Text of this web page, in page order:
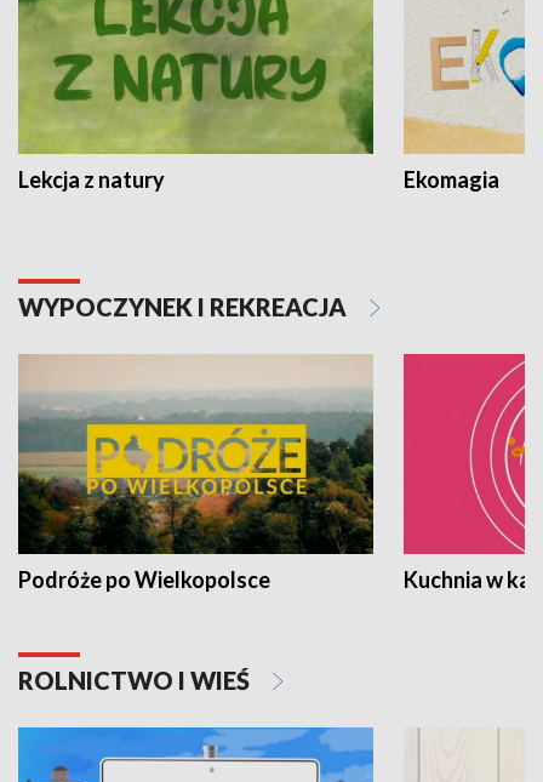
Lekcja z natury Ekomagia
WYPOCZYNEK I REKREACJA
Podróże po Wielkopolsce Kuchnia w
ROLNICTWO I WIEŚ